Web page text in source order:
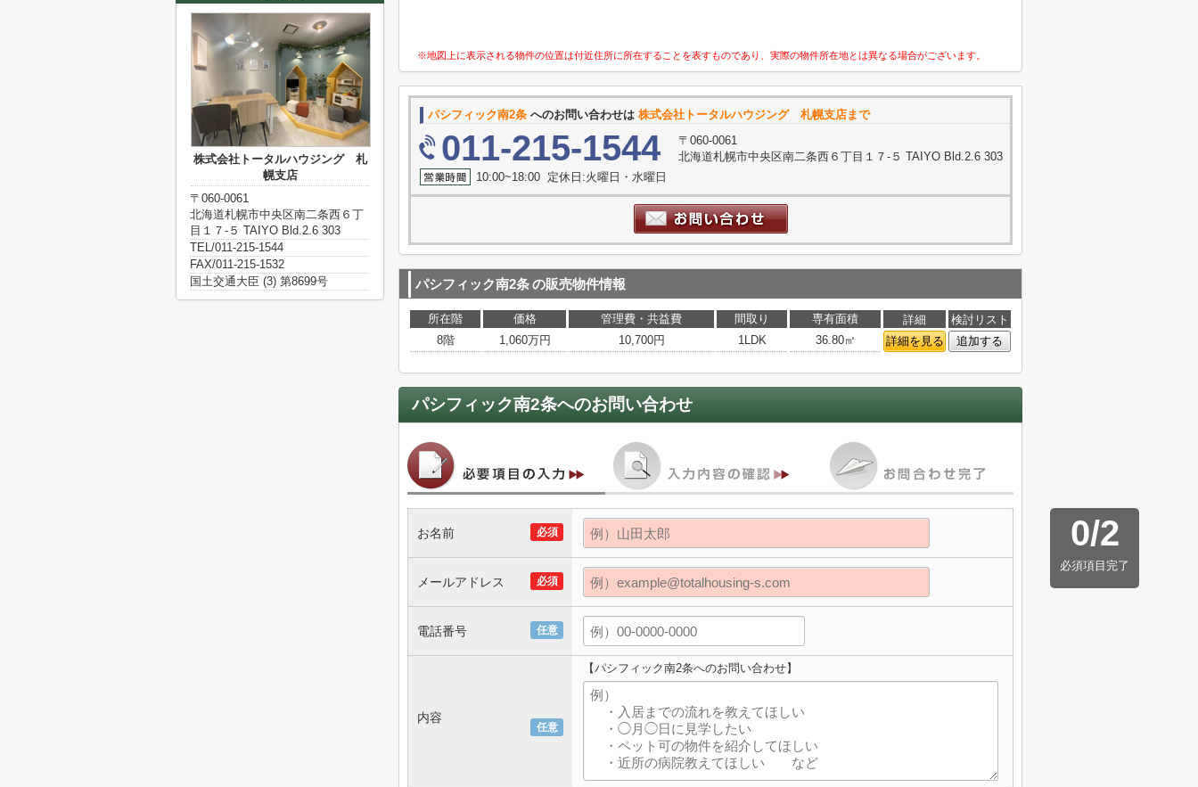
※地図上に表示される物件の位置は付近住所に所在することを表すものであり、実際の物件所在地とは異なる場合がございます。
パシフィック南2条 へのお問い合わせは 株式会社トータルハウジング 札幌支店まで
011-215-1544
〒060-0061
北海道札幌市中央区南二条西６丁目１７‐５ TAIYO Bld.2.6 303
10:00~18:00 定休日:火曜日・水曜日
パシフィック南2条の販売物件情報
所在階 価格 管理費・共益費 間取り 専有面積 詳細
検討リスト
8階
1,060万円 10,700円 1LDK 36.80㎡ 詳細を見る 追加する
パシフィック南2条へのお問い合わせ
0/2
必須項目完了
必須
お名前
必須
メールアドレス
任意
電話番号
任意
内容
【パシフィック南2条へのお問い合わせ】
株式会社トータルハウジング 札
幌支店
〒060-0061
北海道札幌市中央区南二条西６丁
目１７‐５ TAIYO Bld.2.6 303
TEL/011-215-1544
FAX/011-215-1532
国土交通大臣 (3) 第8699号